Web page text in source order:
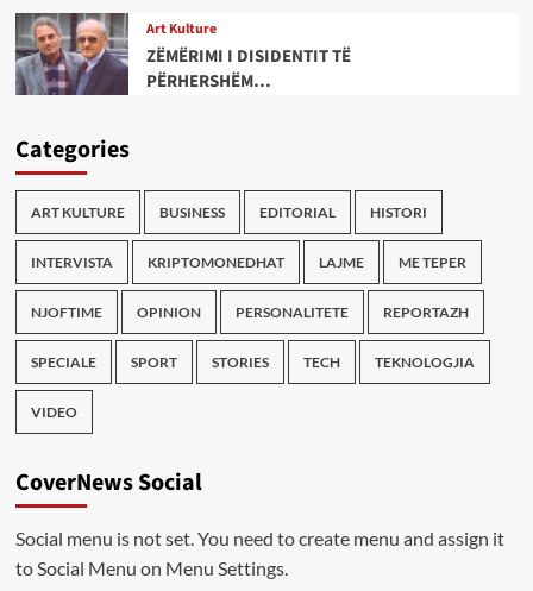
Art Kulture
ZËMËRIMI I DISIDENTIT TË
PËRHERSHËM…
Categories
ART KULTURE BUSINESS EDITORIAL HISTORI
INTERVISTA KRIPTOMONEDHAT LAJME ME TEPER
NJOFTIME OPINION PERSONALITETE REPORTAZH
SPECIALE SPORT STORIES TECH TEKNOLOGJIA
VIDEO
CoverNews Social
Social menu is not set. You need to create menu and assign it
to Social Menu on Menu Settings.